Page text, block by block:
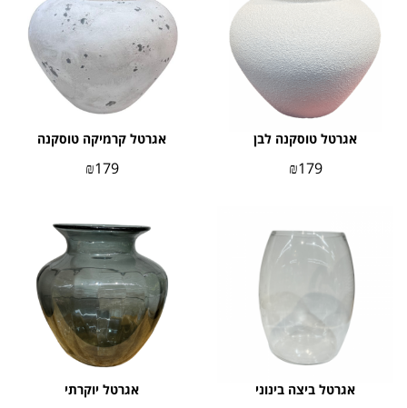
אגרטל טוסקנה לבן
₪179
אגרטל קרמיקה טוסקנה
₪179
אגרטל ביצה בינוני אגרטל יוקרתי